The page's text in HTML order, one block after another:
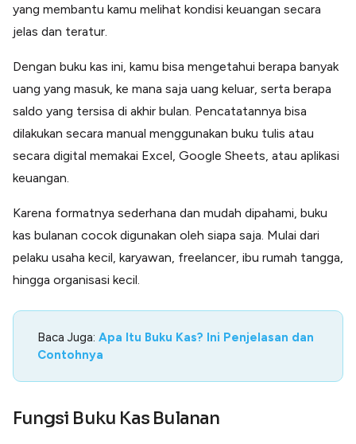
yang membantu kamu melihat kondisi keuangan secara
jelas dan teratur.
Dengan buku kas ini, kamu bisa mengetahui berapa banyak
uang yang masuk, ke mana saja uang keluar, serta berapa
saldo yang tersisa di akhir bulan. Pencatatannya bisa
dilakukan secara manual menggunakan buku tulis atau
secara digital memakai Excel, Google Sheets, atau aplikasi
keuangan.
Karena formatnya sederhana dan mudah dipahami, buku
kas bulanan cocok digunakan oleh siapa saja. Mulai dari
pelaku usaha kecil, karyawan, freelancer, ibu rumah tangga,
hingga organisasi kecil.
Baca Juga: Apa Itu Buku Kas? Ini Penjelasan dan
Contohnya
Fungsi Buku Kas Bulanan